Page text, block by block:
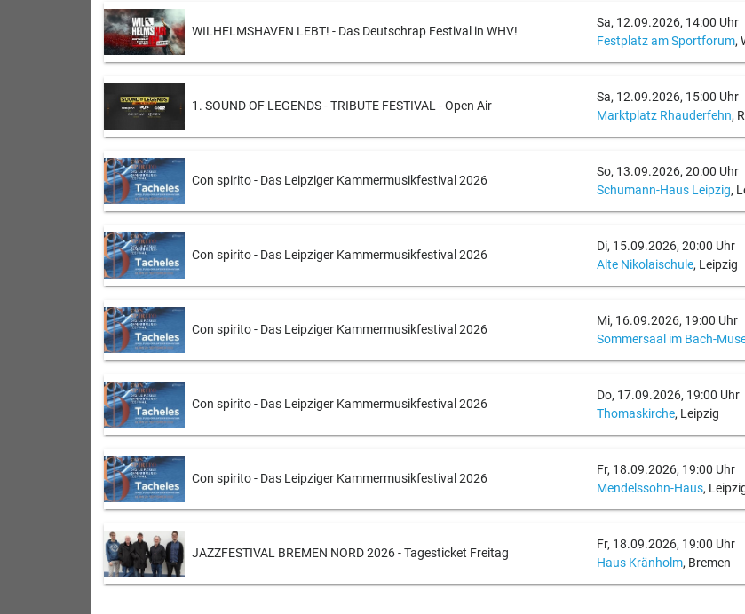
WILHELMSHAVEN LEBT! - Das Deutschrap Festival in WHV!
Sa, 12.09.2026, 14:00 Uhr
Festplatz am Sportforum,
1. SOUND OF LEGENDS - TRIBUTE FESTIVAL - Open Air
Sa, 12.09.2026, 15:00 Uhr
Marktplatz Rhauderfehn,
Con spirito - Das Leipziger Kammermusikfestival 2026
So, 13.09.2026, 20:00 Uhr
Schumann-Haus Leipzig,
Con spirito - Das Leipziger Kammermusikfestival 2026
Di, 15.09.2026, 20:00 Uhr
Alte Nikolaischule, Leipzig
Con spirito - Das Leipziger Kammermusikfestival 2026
Mi, 16.09.2026, 19:00 Uhr
Sommersaal im Bach-
Con spirito - Das Leipziger Kammermusikfestival 2026
Do, 17.09.2026, 19:00 Uhr
Thomaskirche, Leipzig
Con spirito - Das Leipziger Kammermusikfestival 2026
Fr, 18.09.2026, 19:00 Uhr
Mendelssohn-Haus,
JAZZFESTIVAL BREMEN NORD 2026 - Tagesticket Freitag
Fr, 18.09.2026, 19:00 Uhr
Haus Kränholm, Bremen